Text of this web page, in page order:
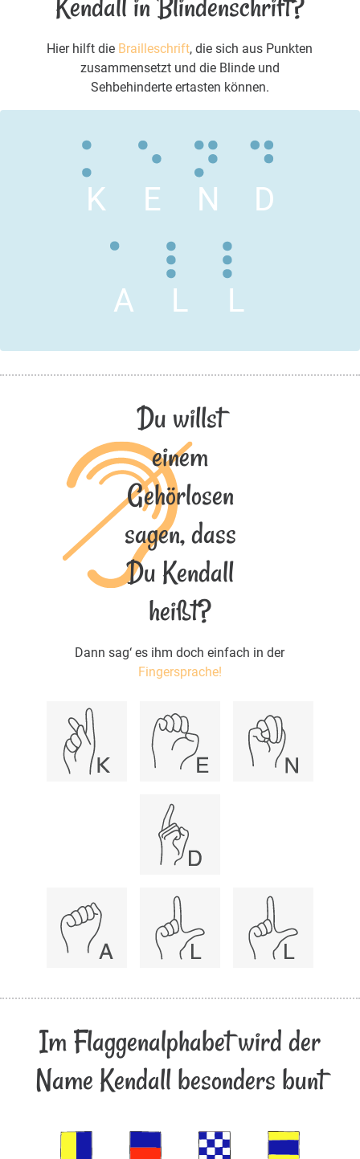
Hier hilft die Brailleschrift, die sich aus Punkten
zusammensetzt und die Blinde und
Sehbehinderte ertasten können.
K E N D
A L L
Du willst
einem
Gehörlosen
sagen, dass
Du Kendall
heißt?
Dann sag‘ es ihm doch einfach in der
Fingersprache!
Im Flaggenalphabet wird der
Name Kendall besonders bunt